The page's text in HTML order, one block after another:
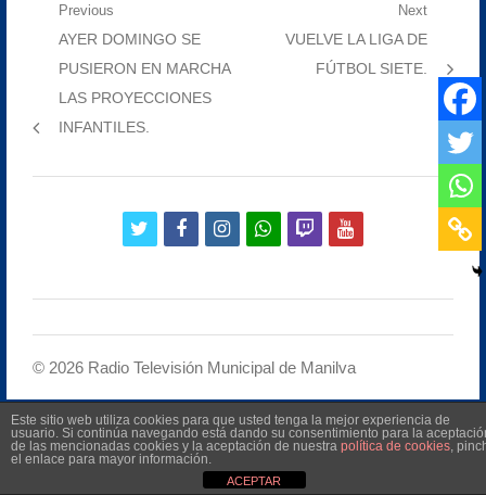
Navegación
entradas
Previous
Previous
post:
AYER DOMINGO SE
PUSIERON EN MARCHA
LAS PROYECCIONES
INFANTILES.
Next
Next
post:
VUELVE LA LIGA DE
FÚTBOL SIETE.
twitterfacebookinstagramwhatsapp
twitchyoutube
© 2026 Radio Televisión Municipal de Manilva
Este sitio web utiliza cookies para que usted tenga la mejor experiencia de
usuario. Si continúa navegando está dando su consentimiento para la
de las mencionadas cookies y la aceptación de nuestra política de cookies,
el enlace para mayor información.
ACEPTAR